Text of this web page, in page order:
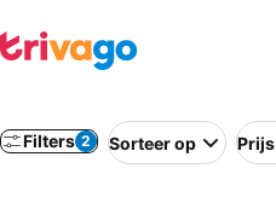
Filters 2 Sorteer op Prijs